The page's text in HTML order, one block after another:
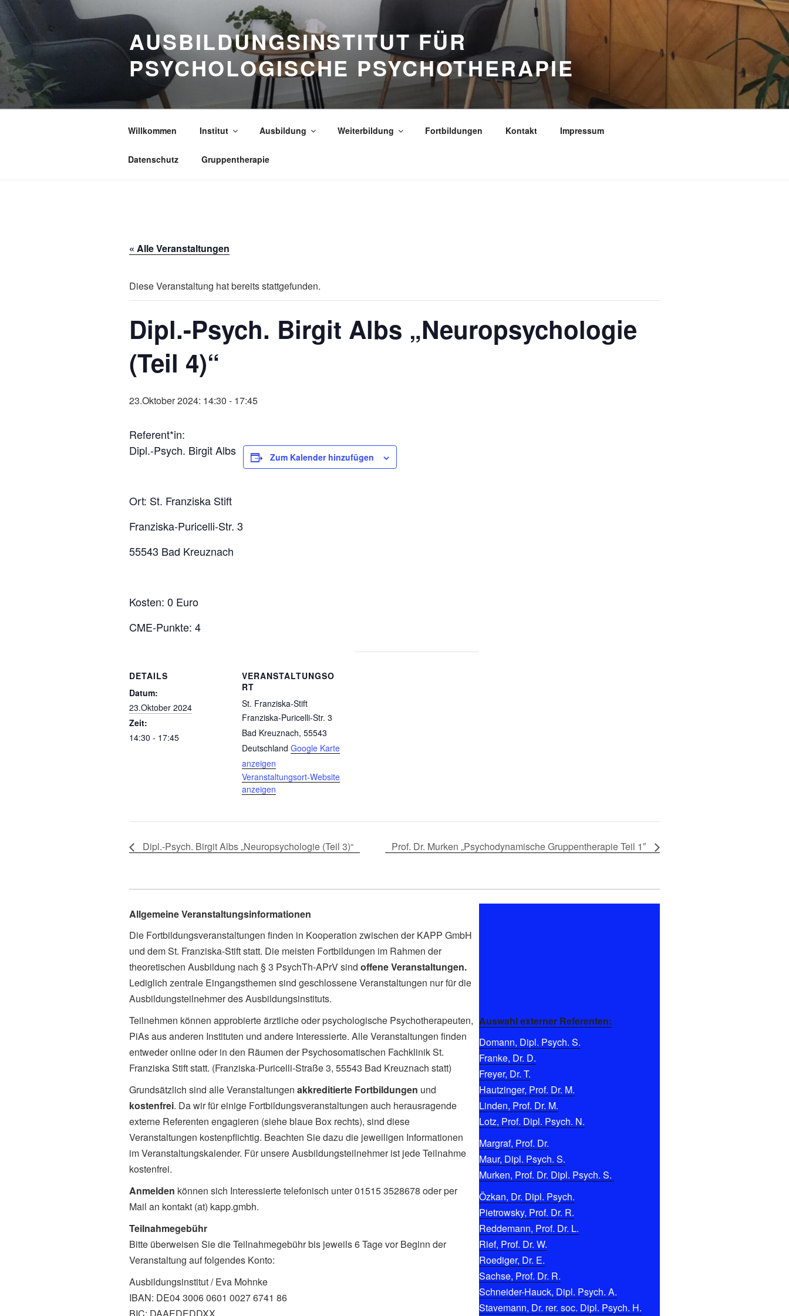
Zum
Inhalt
springen
AUSBILDUNGSINSTITUT FÜR
PSYCHOLOGISCHE PSYCHOTHERAPIE
Willkommen Institut Ausbildung Weiterbildung Fortbildungen Kontakt Impressum
Datenschutz Gruppentherapie
« Alle Veranstaltungen
Diese Veranstaltung hat bereits stattgefunden.
Dipl.-Psych. Birgit Albs „Neuropsychologie
(Teil 4)“
23.Oktober 2024: 14:30 - 17:45
Referent*in:
Dipl.-Psych. Birgit Albs
Ort: St. Franziska Stift
Franziska-Puricelli-Str. 3
55543 Bad Kreuznach
Kosten: 0 Euro
CME-Punkte: 4
Zum Kalender hinzufügen
DETAILS
Datum:
23.Oktober 2024
Zeit:
14:30 - 17:45
VERANSTALTUNGSO
RT
St. Franziska-Stift
Franziska-Puricelli-Str. 3
Bad Kreuznach, 55543
Deutschland Google Karte
anzeigen
Veranstaltungsort-Website
anzeigen
Dipl.-Psych. Birgit Albs „Neuropsychologie (Teil 3)“ Prof. Dr. Murken „Psychodynamische Gruppentherapie Teil 1″
Allgemeine Veranstaltungsinformationen
Die Fortbildungsveranstaltungen finden in Kooperation zwischen der KAPP GmbH
und dem St. Franziska-Stift statt. Die meisten Fortbildungen im Rahmen der
theoretischen Ausbildung nach § 3 PsychTh-APrV sind offene Veranstaltungen.
Lediglich zentrale Eingangsthemen sind geschlossene Veranstaltungen nur für die
Ausbildungsteilnehmer des Ausbildungsinstituts.
Teilnehmen können approbierte ärztliche oder psychologische Psychotherapeuten,
PiAs aus anderen Instituten und andere Interessierte. Alle Veranstaltungen finden
entweder online oder in den Räumen der Psychosomatischen Fachklinik St.
Franziska Stift statt. (Franziska-Puricelli-Straße 3, 55543 Bad Kreuznach statt)
Grundsätzlich sind alle Veranstaltungen akkreditierte Fortbildungen und
kostenfrei. Da wir für einige Fortbildungsveranstaltungen auch herausragende
externe Referenten engagieren (siehe blaue Box rechts), sind diese
Veranstaltungen kostenpflichtig. Beachten Sie dazu die jeweiligen Informationen
im Veranstaltungskalender. Für unsere Ausbildungsteilnehmer ist jede Teilnahme
kostenfrei.
Anmelden können sich Interessierte telefonisch unter 01515 3528678 oder per
Mail an kontakt (at) kapp.gmbh.
Teilnahmegebühr
Bitte überweisen Sie die Teilnahmegebühr bis jeweils 6 Tage vor Beginn der
Veranstaltung auf folgendes Konto:
Ausbildungsinstitut / Eva Mohnke
IBAN: DE04 3006 0601 0027 6741 86
BIC: DAAEDEDDXX
Auswahl externer Referenten:
Domann, Dipl. Psych. S.
Franke, Dr. D.
Freyer, Dr. T.
Hautzinger, Prof. Dr. M.
Linden, Prof. Dr. M.
Lotz, Prof. Dipl. Psych. N.
Margraf, Prof. Dr.
Maur, Dipl. Psych. S.
Murken, Prof. Dr. Dipl. Psych. S.
Özkan, Dr. Dipl. Psych.
Pietrowsky, Prof. Dr. R.
Reddemann, Prof. Dr. L.
Rief, Prof. Dr. W.
Roediger, Dr. E.
Sachse, Prof. Dr. R.
Schneider-Hauck, Dipl. Psych. A.
Stavemann, Dr. rer. soc. Dipl. Psych. H.